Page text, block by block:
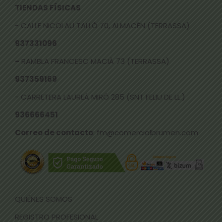
TIENDAS FÍSICAS
- CALLE NICOLAU TALLÓ 70, ALMACÉN (TERRASSA)
937331096
- RAMBLA FRANCESC MACIÀ 73 (TERRASSA)
937359169
- CARRETERA LAUREÀ MIRÓ 285 (SNT FELIU DE LL.)
936666451
Correo de contacto: fm@comercialbrumen.com
QUIÉNES SOMOS
REGISTRO PROFESIONAL